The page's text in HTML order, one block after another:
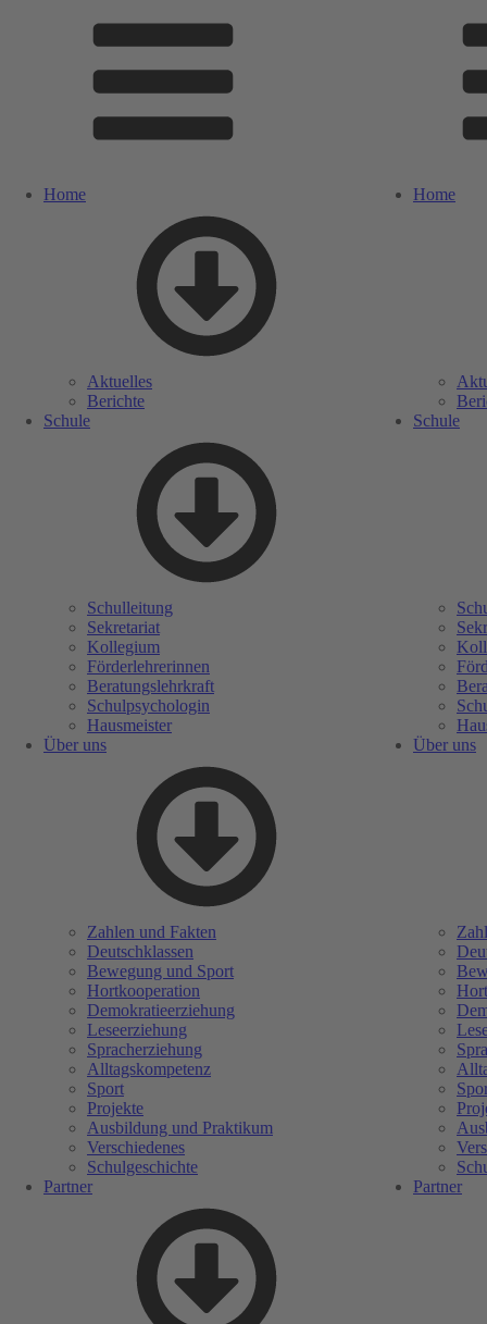
Home
Aktuelles
Berichte
Schule
Schulleitung
Sekretariat
Kollegium
Förderlehrerinnen
Beratungslehrkraft
Schulpsychologin
Hausmeister
Über uns
Zahlen und Fakten
Deutschklassen
Bewegung und Sport
Hortkooperation
Demokratieerziehung
Leseerziehung
Spracherziehung
Alltagskompetenz
Sport
Projekte
Ausbildung und Praktikum
Verschiedenes
Schulgeschichte
Partner
Home
Schule
Über uns
Partner